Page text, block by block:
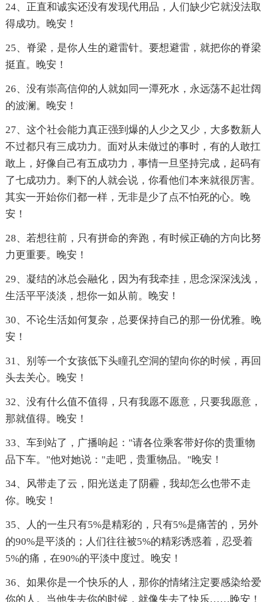
24、正直和诚实还没有发现代用品，人们缺少它就没法取
得成功。晚安！
25、脊梁，是你人生的避雷针。要想避雷，就把你的脊梁
挺直。晚安！
26、没有崇高信仰的人就如同一潭死水，永远荡不起壮阔
的波澜。晚安！
27、这个社会能力真正强到爆的人少之又少，大多数新人
不过都只有三成功力。面对从未做过的事时，有的人敢扛
敢上，好像自己有五成功力，事情一旦坚持完成，起码有
了七成功力。剩下的人就会说，你看他们本来就很厉害。
其实一开始你们都一样，无非是少了点不怕死的心。晚
安！
28、若想往前，只有拼命的奔跑，有时候正确的方向比努
力更重要。晚安！
29、凝结的冰总会融化，因为有我牵挂，思念深深浅浅，
生活平平淡淡，想你一如从前。晚安！
30、不论生活如何复杂，总要保持自己的那一份优雅。晚
安！
31、别等一个女孩低下头瞳孔空洞的望向你的时候，再回
头去关心。晚安！
32、没有什么值不值得，只有我愿不愿意，只要我愿意，
那就值得。晚安！
33、车到站了，广播响起："请各位乘客带好你的贵重物
品下车。"他对她说："走吧，贵重物品。"晚安！
34、风带走了云，阳光送走了阴霾，我却怎么也带不走
你。晚安！
35、人的一生只有5%是精彩的，只有5%是痛苦的，另外
的90%是平淡的；人们往往被5%的精彩诱惑着，忍受着
5%的痛，在90%的平淡中度过。晚安！
36、如果你是一个快乐的人，那你的情绪注定要感染给爱
你的人。当他失去你的时候，就像失去了快乐……晚安！